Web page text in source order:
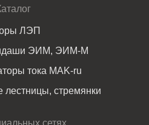
ЛЭП
ЭИМ, ЭИМ-М
тока MAK-ru
лестницы, стремянки